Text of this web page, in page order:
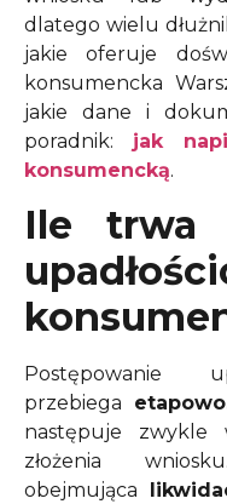
dlatego wielu
jakie oferuje
konsumencka
jakie dane i
poradnik: jak
konsumencką.
Ile trwa
Postępowanie
przebiega
następuje
złożenia
obejmująca